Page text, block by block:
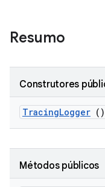
Resumo
Construtores
TracingLogger ()
Métodos públicos